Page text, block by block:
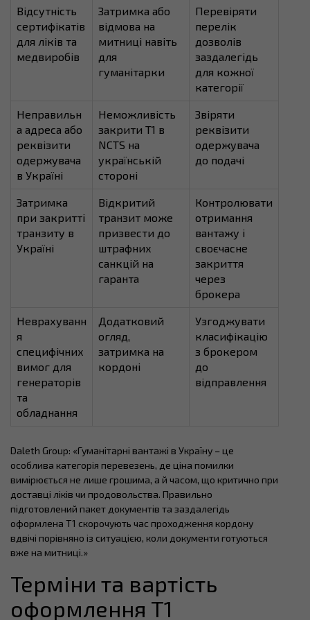
Відсутність
сертифікатів
для ліків та
медвиробів
Затримка або
відмова на
митниці навіть
для
гуманітарки
Перевіряти
перелік
дозволів
заздалегідь
для кожної
категорії
Неправильн
а адреса або
реквізити
одержувача
в Україні
Неможливість
закрити T1 в
NCTS на
українській
стороні
Звіряти
реквізити
одержувача
до подачі
Затримка
при закритті
транзиту в
Україні
Відкритий
транзит може
призвести до
штрафних
санкцій на
гаранта
Контролювати
отримання
вантажу і
своєчасне
закриття
через
брокера
Неврахуванн
я
специфічних
вимог для
генераторів
та
обладнання
Додатковий
огляд,
затримка на
кордоні
Узгоджувати
класифікацію
з брокером
до
відправлення
Daleth Group: «Гуманітарні вантажі в Україну – це
особлива категорія перевезень, де ціна помилки
вимірюється не лише грошима, а й часом, що критично при
доставці ліків чи продовольства. Правильно
підготовлений пакет документів та заздалегідь
оформлена T1 скорочують час проходження кордону
вдвічі порівняно із ситуацією, коли документи готуються
вже на митниці.»
Терміни та вартість
оформлення T1